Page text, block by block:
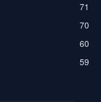
71
70
60
59